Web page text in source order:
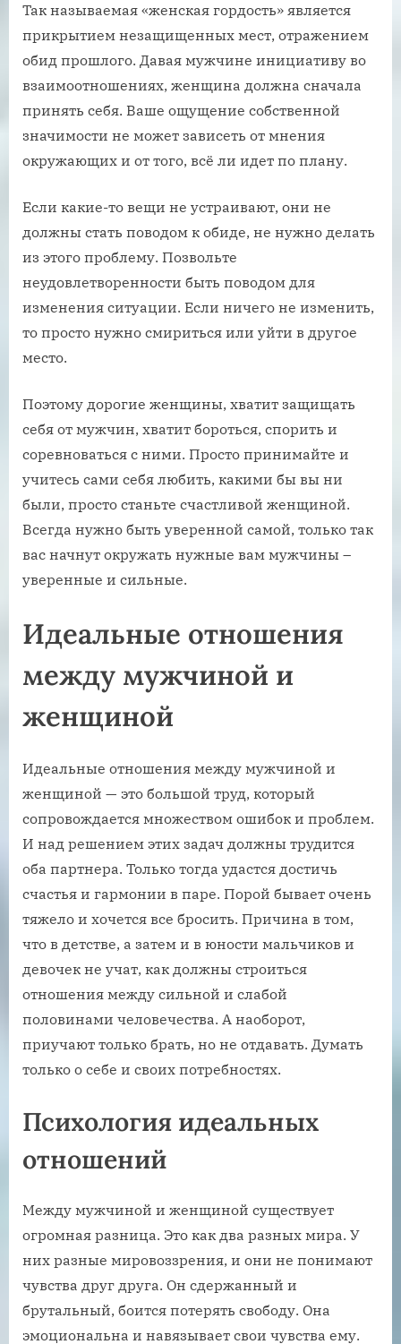
Так называемая «женская гордость» является
прикрытием незащищенных мест, отражением
обид прошлого. Давая мужчине инициативу во
взаимоотношениях, женщина должна сначала
принять себя. Ваше ощущение собственной
значимости не может зависеть от мнения
окружающих и от того, всё ли идет по плану.
Если какие-то вещи не устраивают, они не
должны стать поводом к обиде, не нужно делать
из этого проблему. Позвольте
неудовлетворенности быть поводом для
изменения ситуации. Если ничего не изменить,
то просто нужно смириться или уйти в другое
место.
Поэтому дорогие женщины, хватит защищать
себя от мужчин, хватит бороться, спорить и
соревноваться с ними. Просто принимайте и
учитесь сами себя любить, какими бы вы ни
были, просто станьте счастливой женщиной.
Всегда нужно быть уверенной самой, только так
вас начнут окружать нужные вам мужчины –
уверенные и сильные.
Идеальные отношения
между мужчиной и
женщиной
Идеальные отношения между мужчиной и
женщиной — это большой труд, который
сопровождается множеством ошибок и проблем.
И над решением этих задач должны трудится
оба партнера. Только тогда удастся достичь
счастья и гармонии в паре. Порой бывает очень
тяжело и хочется все бросить. Причина в том,
что в детстве, а затем и в юности мальчиков и
девочек не учат, как должны строиться
отношения между сильной и слабой
половинами человечества. А наоборот,
приучают только брать, но не отдавать. Думать
только о себе и своих потребностях.
Психология идеальных
отношений
Между мужчиной и женщиной существует
огромная разница. Это как два разных мира. У
них разные мировоззрения, и они не понимают
чувства друг друга. Он сдержанный и
брутальный, боится потерять свободу. Она
эмоциональна и навязывает свои чувства ему.